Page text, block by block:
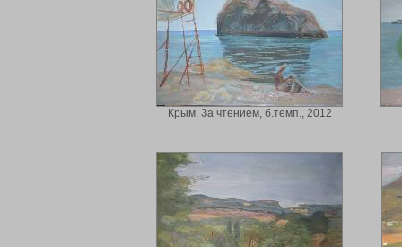
Крым. За чтением, б.темп., 2012